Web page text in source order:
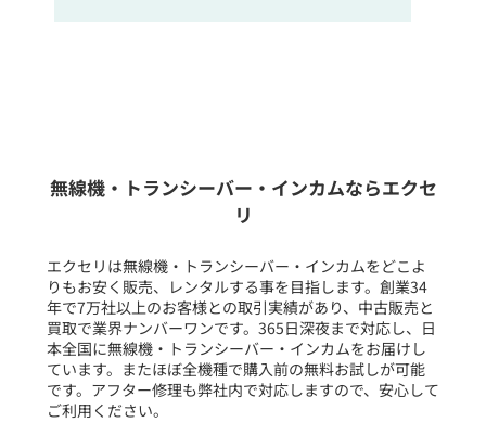
フリーワード入力(製品名等)
選択条件をリセット
無線機・トランシーバー・インカムならエクセ
リ
エクセリは無線機・トランシーバー・インカムをどこよ
りもお安く販売、レンタルする事を目指します。創業34
年で7万社以上のお客様との取引実績があり、中古販売と
買取で業界ナンバーワンです。365日深夜まで対応し、日
本全国に無線機・トランシーバー・インカムをお届けし
ています。またほぼ全機種で購入前の無料お試しが可能
です。アフター修理も弊社内で対応しますので、安心して
ご利用ください。